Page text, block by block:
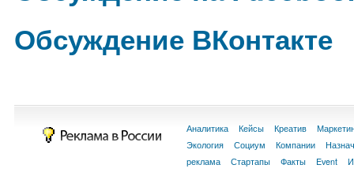
Обсуждение ВКонтакте
Аналитика Кейсы Креатив
Экология
Социум Компании
реклама
Стартапы Факты Event